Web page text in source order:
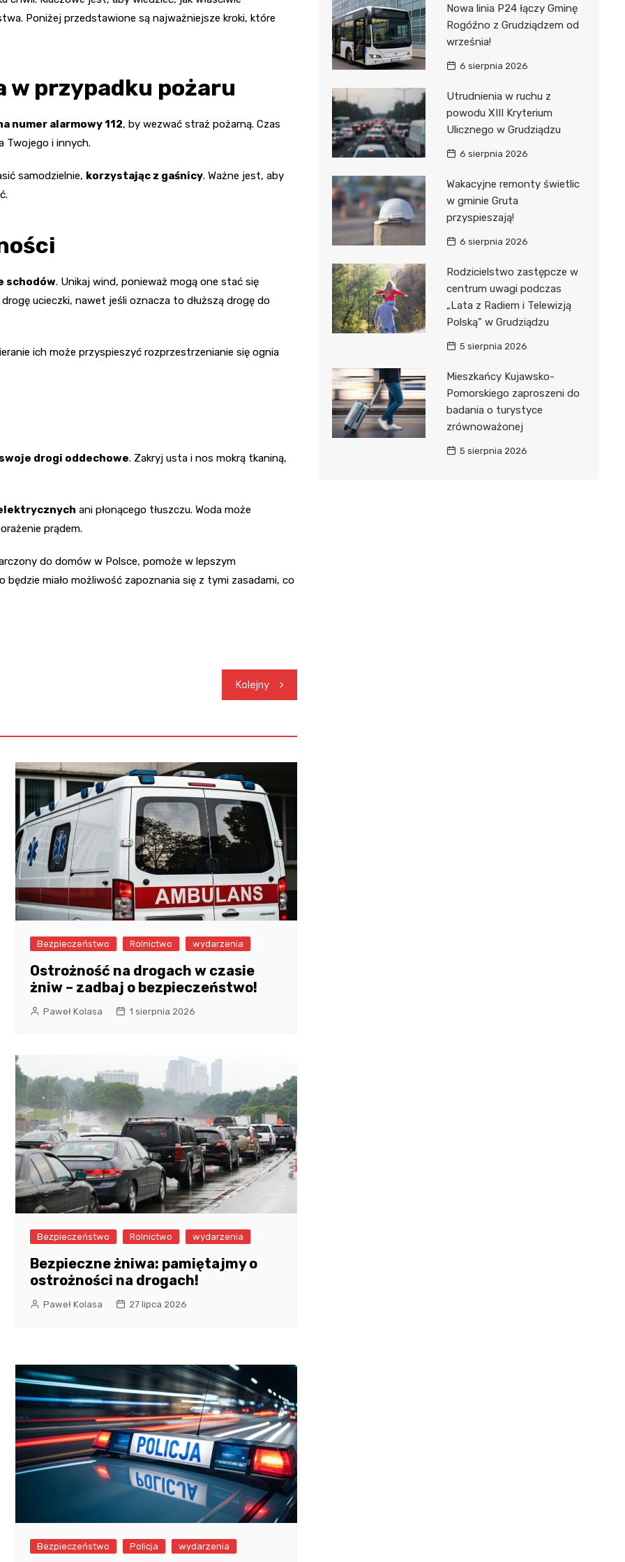
Poniżej przedstawione są najważniejsze kroki, które
w przypadku pożaru
numer alarmowy 112, by wezwać straż pożarną. Czas
Twojego i innych.
samodzielnie, korzystając z gaśnicy. Ważne jest, aby
schodów. Unikaj wind, ponieważ mogą one stać się
ucieczki, nawet jeśli oznacza to dłuższą drogę do
ich może przyspieszyć rozprzestrzenianie się ognia
drogi oddechowe. Zakryj usta i nos mokrą tkaniną,
ani płonącego tłuszczu. Woda może
prądem.
do domów w Polsce, pomoże w lepszym
miało możliwość zapoznania się z tymi zasadami, co
Kolejny
Bezpieczeństwo Rolnictwo wydarzenia
Ostrożność na drogach w czasie
żniw – zadbaj o bezpieczeństwo!
Paweł Kolasa 1 sierpnia 2026
Bezpieczeństwo Rolnictwo wydarzenia
Bezpieczne żniwa: pamiętajmy o
ostrożności na drogach!
Paweł Kolasa 27 lipca 2026
Bezpieczeństwo Policja wydarzenia
Nowa linia P24 łączy Gminę
Rogóźno z Grudziądzem od
września!
6 sierpnia 2026
Utrudnienia w ruchu z
powodu XIII Kryterium
Ulicznego w Grudziądzu
6 sierpnia 2026
Wakacyjne remonty świetlic
w gminie Gruta
przyspieszają!
6 sierpnia 2026
Rodzicielstwo zastępcze w
centrum uwagi podczas
„Lata z Radiem i Telewizją
Polską” w Grudziądzu
5 sierpnia 2026
Mieszkańcy Kujawsko-
Pomorskiego zaproszeni do
badania o turystyce
zrównoważonej
5 sierpnia 2026